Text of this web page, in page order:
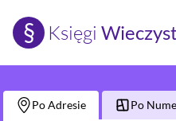
§ Księgi
Po Adresie Po